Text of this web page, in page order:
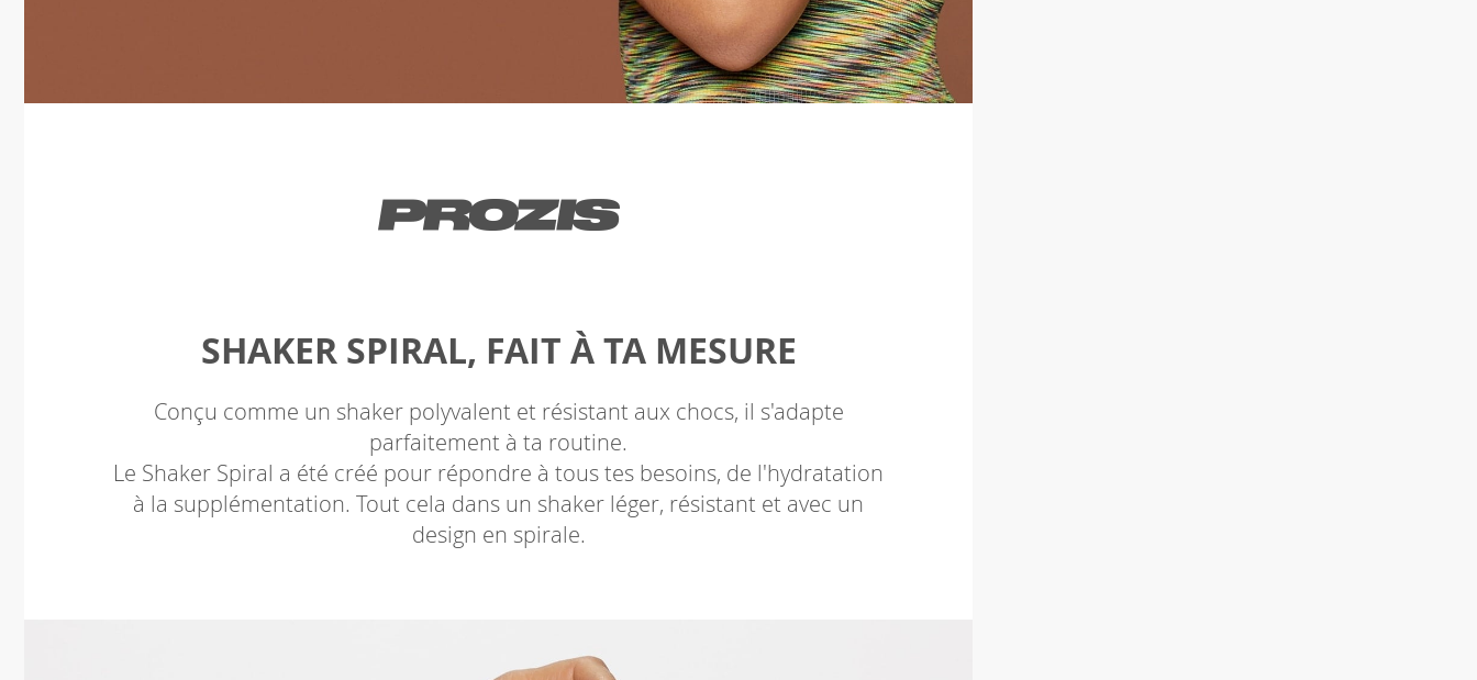
SHAKER SPIRAL, FAIT À TA MESURE
Conçu comme un shaker polyvalent et résistant aux chocs, il s'adapte
parfaitement à ta routine.
Le Shaker Spiral a été créé pour répondre à tous tes besoins, de l'hydratation
à la supplémentation. Tout cela dans un shaker léger, résistant et avec un
design en spirale.